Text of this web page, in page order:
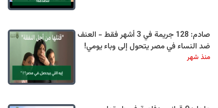
صادم: 128 جريمة في 3 أشهر فقط - العنف
ضد النساء في مصر يتحول إلى وباء يومي!
منذ شهر